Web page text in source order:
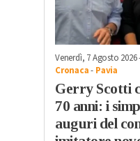
Venerdì, 7 Agosto 2026
Cronaca- Pavia
Gerry Scotti
70 anni: i
auguri del